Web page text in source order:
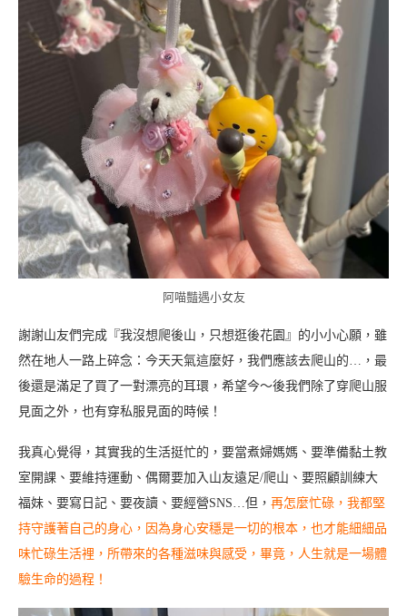
阿喵豔遇小女友
謝謝山友們完成『我沒想爬後山，只想逛後花園』的小小心願，雖
然在地人一路上碎念：今天天氣這麼好，我們應該去爬山的…，最
後還是滿足了買了一對漂亮的耳環，希望今～後我們除了穿爬山服
見面之外，也有穿私服見面的時候！
我真心覺得，其實我的生活挺忙的，要當煮婦媽媽、要準備黏土教
室開課、要維持運動、偶爾要加入山友遠足/爬山、要照顧訓練大
福妹、要寫日記、要夜讀、要經營SNS…但， 再怎麼忙碌，我都堅
持守護著自己的身心，因為身心安穩是一切的根本，也才能細細品
味忙碌生活裡，所帶來的各種滋味與感受，畢竟，人生就是一場體
驗生命的過程！